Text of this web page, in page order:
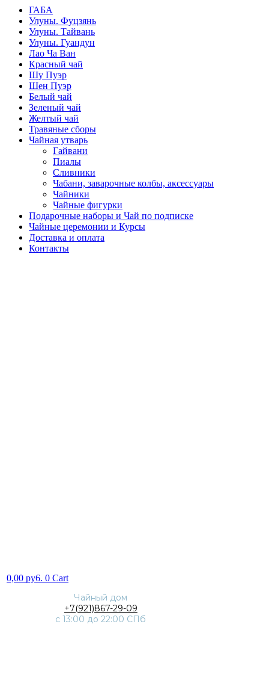
ГАБА
Улуны. Фуцзянь
Улуны. Тайвань
Улуны. Гуандун
Лао Ча Ван
Красный чай
Шу Пуэр
Шен Пуэр
Белый чай
Зеленый чай
Желтый чай
Травяные сборы
Чайная утварь
Гайвани
Пиалы
Сливники
Чабани, заварочные колбы, аксессуары
Чайники
Чайные фигурки
Подарочные наборы и Чай по подписке
Чайные церемонии и Курсы
Доставка и оплата
Контакты
0,00 py6. 0 Cart
Чайный дом
+7(921)867-29-09
с 13:00 до 22:00 СПб